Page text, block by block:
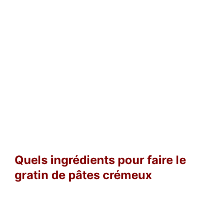
Quels ingrédients pour faire le
gratin de pâtes crémeux